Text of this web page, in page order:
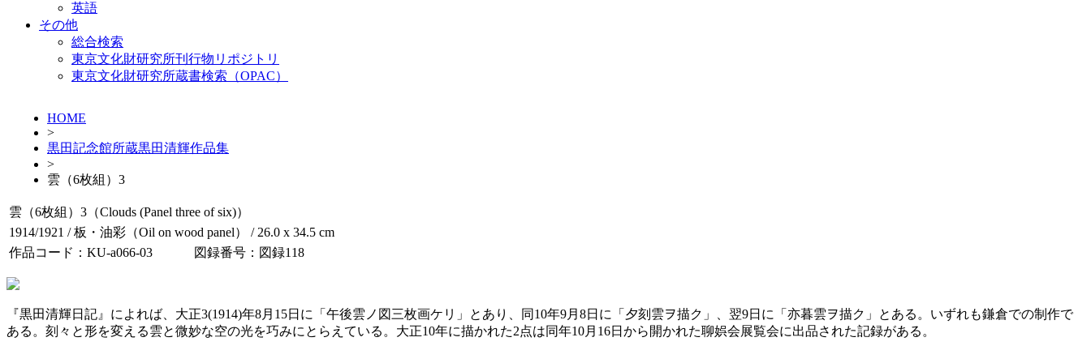
英語
その他
総合検索
東京文化財研究所刊行物リポジトリ
東京文化財研究所蔵書検索（OPAC）
HOME
>
黒田記念館所蔵黒田清輝作品集
>
雲（6枚組）3
雲（6枚組）3（Clouds (Panel three of six)）
1914/1921 / 板・油彩（Oil on wood panel） / 26.0 x 34.5 cm
作品コード：KU-a066-03
図録番号：図録118
『黒田清輝日記』によれば、大正3(1914)年8月15日に「午後雲ノ図三枚画ケリ」とあり、同10年9月8日に「夕刻雲ヲ描ク」、翌9日に「亦暮雲ヲ描ク」とある。いずれも鎌倉での制作で
ある。刻々と形を変える雲と微妙な空の光を巧みにとらえている。大正10年に描かれた2点は同年10月16日から開かれた聊娯会展覧会に出品された記録がある。